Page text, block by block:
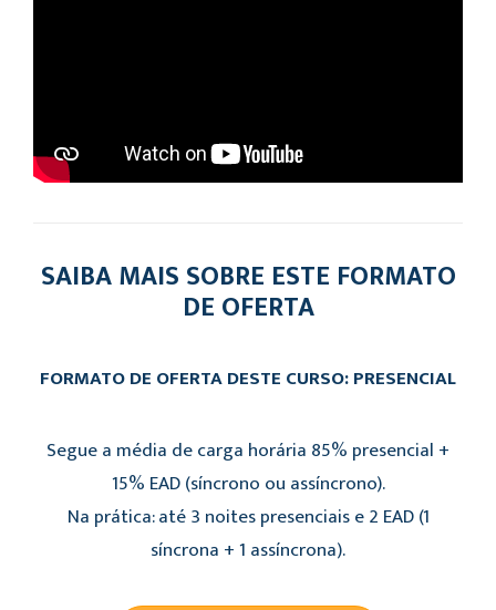
SAIBA MAIS SOBRE ESTE FORMATO
DE OFERTA
FORMATO DE OFERTA DESTE CURSO: PRESENCIAL
Segue a média de carga horária 85% presencial +
15% EAD (síncrono ou assíncrono).
Na prática: até 3 noites presenciais e 2 EAD (1
síncrona + 1 assíncrona).